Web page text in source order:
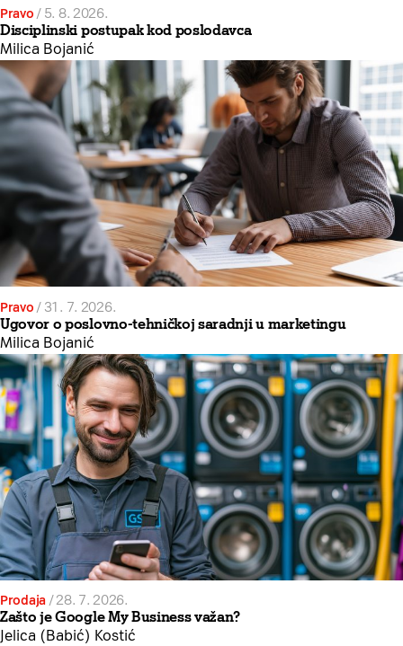
Pravo / 5. 8. 2026.
Disciplinski postupak kod poslodavca
Milica Bojanić
Pravo / 31. 7. 2026.
Ugovor o poslovno-tehničkoj saradnji u marketingu
Milica Bojanić
Prodaja /28. 7. 2026.
Zašto je Google My Business važan?
Jelica (Babić) Kostić